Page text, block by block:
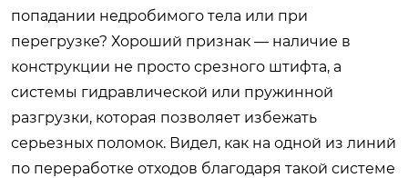
попадании недробимого тела или при
перегрузке? Хороший признак — наличие в
конструкции не просто срезного штифта, а
системы гидравлической или пружинной
разгрузки, которая позволяет избежать
серьезных поломок. Видел, как на одной из линий
по переработке отходов благодаря такой системе